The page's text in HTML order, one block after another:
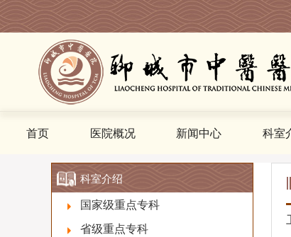
首页 医院概况 新闻中心 科室
科室介绍
国家级重点专科
省级重点专科